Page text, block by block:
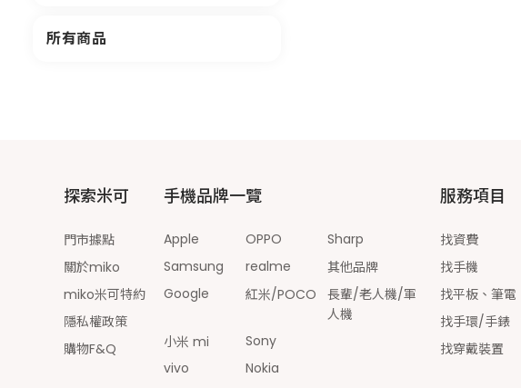
所有商品
探索米可
門市據點
關於miko
miko米可特約
隱私權政策
購物F&Q
手機品牌一覽
Apple
Samsung
Google
小米 mi
vivo
OPPO
realme
紅米/POCO
Sony
Nokia
Sharp
其他品牌
長輩/老人機/軍
人機
服務項目
找資費
找手機
找平板、筆電
找手環/手錶
找穿戴裝置